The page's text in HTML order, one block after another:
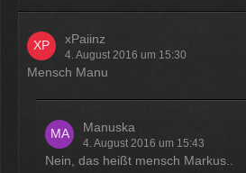
xPaiinz
4. August 2016 um 15:30
Mensch Manu
Manuska
4. August 2016 um 15:43
Nein, das heißt mensch Markus..